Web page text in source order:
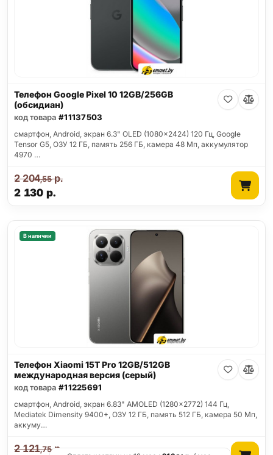
Телефон Google Pixel 10 12GB/256GB
(обсидиан)
код товара #11137503
смартфон, Android, экран 6.3" OLED (1080x2424) 120 Гц, Google
Tensor G5, ОЗУ 12 ГБ, память 256 ГБ, камера 48 Мп, аккумулятор
4970 …
2 130 р.
2 204,55р.
В наличии
Телефон Xiaomi 15T Pro 12GB/512GB
международная версия (серый)
код товара #11225691
смартфон, Android, экран 6.83" AMOLED (1280x2772) 144 Гц,
Mediatek Dimensity 9400+, ОЗУ 12 ГБ, память 512 ГБ, камера 50 Мп,
аккуму…
2 121,75р.